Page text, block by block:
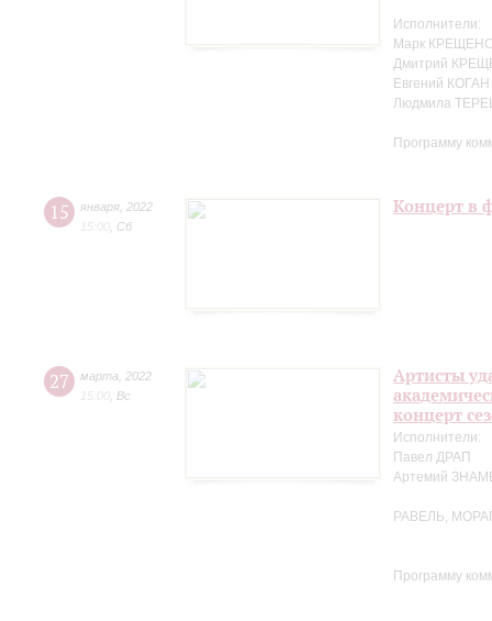
Исполнители:
Марк
Дмитрий
Евгений
Людмила
Программу
15 января 2022
15:00 Сб
Концерт в
27 марта
2022
15:00 Вс
Артисты
концерт
Исполнители:
Павел ДРАП
Артемий
РАВЕЛЬ,
Программу